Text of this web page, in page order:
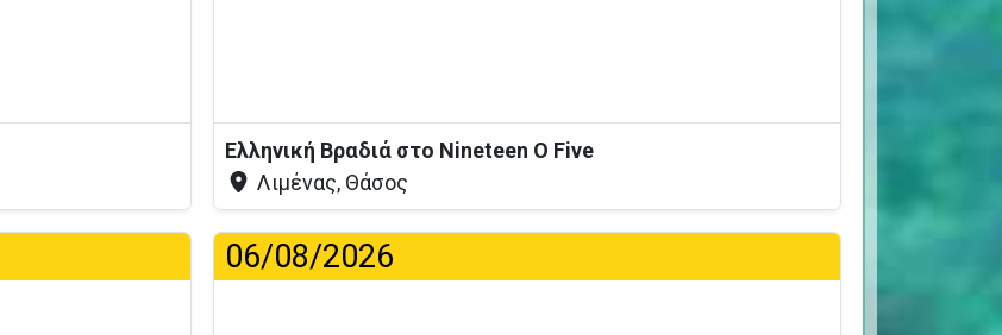
Ελληνική Βραδιά στο Nineteen O Five
Λιμένας, Θάσος
06/08/2026